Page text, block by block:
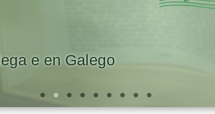
e en Galego